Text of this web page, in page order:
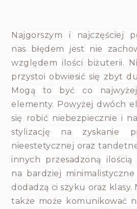
Najgorszym i najczęściej
nas błędem jest nie
względem ilości biżuterii.
przystoi obwiesić się zbyt
Mogą to być co
elementy. Powyżej dwóch
się robić niebezpiecznie i
stylizację na zyskanie
nieestetycznej oraz
innych przesadzoną
na bardziej
dodadzą ci szyku oraz
także może komunikować